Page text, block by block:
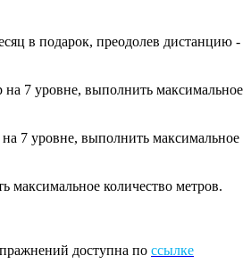
в подарок, преодолев дистанцию -
7 уровне, выполнить максимальное
7 уровне, выполнить максимальное
максимальное количество метров.
доступна по ссылке